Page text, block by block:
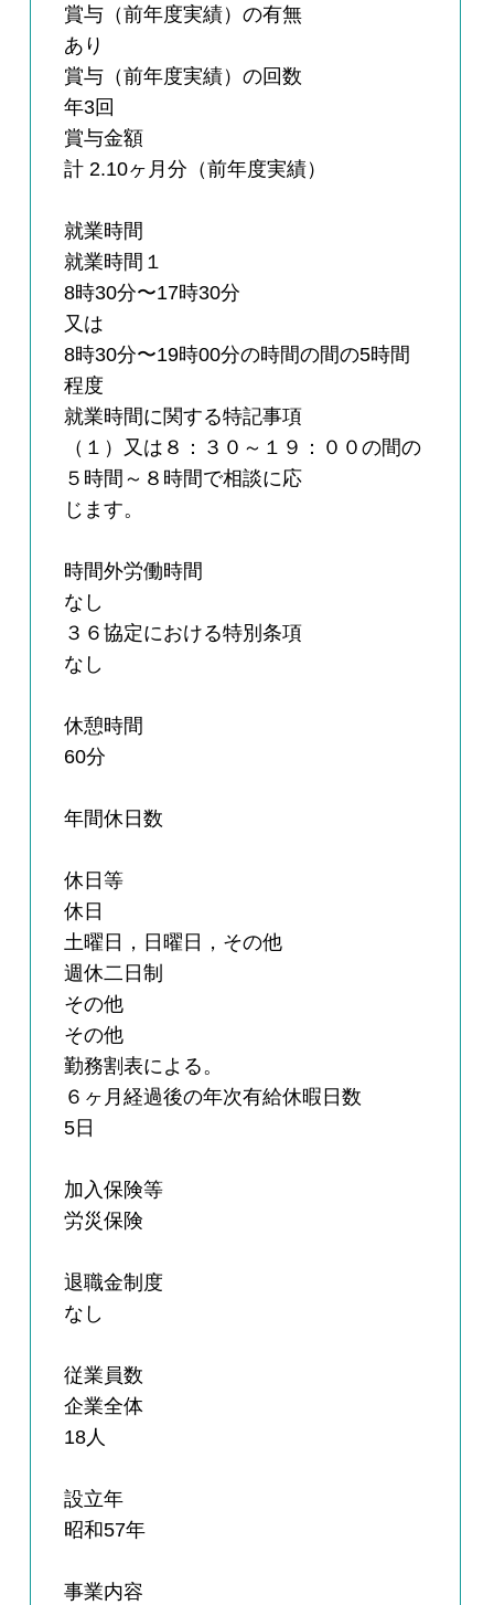
賞与（前年度実績）の有無
あり
賞与（前年度実績）の回数
年3回
賞与金額
計 2.10ヶ月分（前年度実績）
就業時間
就業時間１
8時30分〜17時30分
又は
8時30分〜19時00分の時間の間の5時間
程度
就業時間に関する特記事項
（１）又は８：３０～１９：００の間の
５時間～８時間で相談に応
じます。
時間外労働時間
なし
３６協定における特別条項
なし
休憩時間
60分
年間休日数
休日等
休日
土曜日，日曜日，その他
週休二日制
その他
その他
勤務割表による。
６ヶ月経過後の年次有給休暇日数
5日
加入保険等
労災保険
退職金制度
なし
従業員数
企業全体
18人
設立年
昭和57年
事業内容